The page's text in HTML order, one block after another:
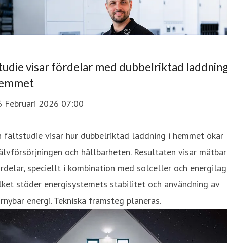
visar fördelar med dubbelriktad
Februari 2026 07:00
fältstudie visar hur dubbelriktad laddning i hemmet ökar
och hållbarheten. Resultaten visar
speciellt i kombination med solceller och
stöder energisystemets stabilitet och användning av
energi. Tekniska framsteg planeras.